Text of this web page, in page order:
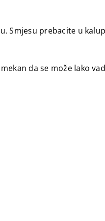
Smjesu prebacite u
da se može lako